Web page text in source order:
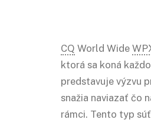
CQ World Wide
ktorá sa koná
predstavuje výzvu
snažia naviazať čo
rámci. Tento typ